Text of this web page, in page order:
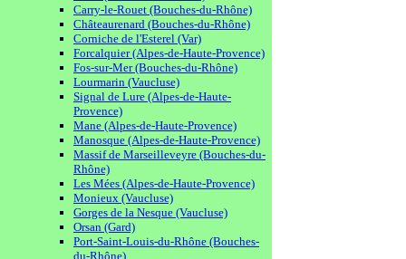
Carry-le-Rouet (Bouches-du-Rhône)
Châteaurenard (Bouches-du-Rhône)
Corniche de l'Esterel (Var)
Forcalquier (Alpes-de-Haute-Provence)
Fos-sur-Mer (Bouches-du-Rhône)
Lourmarin (Vaucluse)
Signal de Lure (Alpes-de-Haute-
Provence)
Mane (Alpes-de-Haute-Provence)
Manosque (Alpes-de-Haute-Provence)
Massif de Marseilleveyre (Bouches-du-
Rhône)
Les Mées (Alpes-de-Haute-Provence)
Monieux (Vaucluse)
Gorges de la Nesque (Vaucluse)
Orsan (Gard)
Port-Saint-Louis-du-Rhône (Bouches-
du-Rhône)